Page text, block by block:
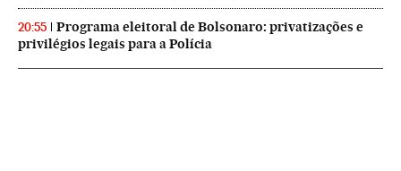
20:55
Programa eleitoral de Bolsonaro: privatizações e
privilégios legais para a Polícia